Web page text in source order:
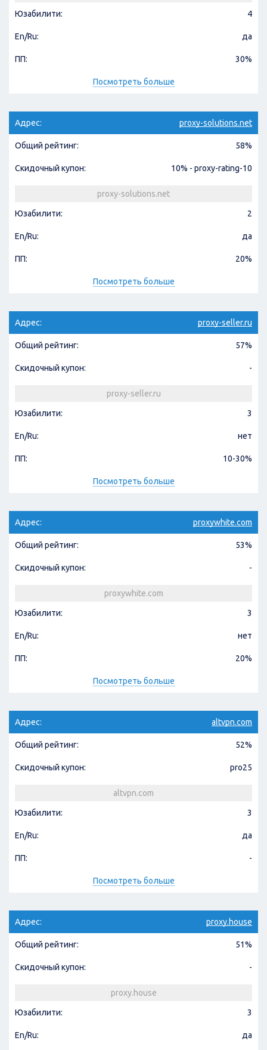
Юзабилити: 4
En/Ru: да
ПП: 30%
Посмотреть больше
Адрес: proxy-solutions.net
Общий рейтинг: 58%
Скидочный купон: 10% - proxy-rating-10
proxy-solutions.net
Юзабилити: 2
En/Ru: да
ПП: 20%
Посмотреть больше
Адрес: proxy-seller.ru
Общий рейтинг: 57%
Скидочный купон: -
proxy-seller.ru
Юзабилити: 3
En/Ru: нет
ПП: 10-30%
Посмотреть больше
Адрес: proxywhite.com
Общий рейтинг: 53%
Скидочный купон: -
proxywhite.com
Юзабилити: 3
En/Ru: нет
ПП: 20%
Посмотреть больше
Адрес: altvpn.com
Общий рейтинг: 52%
Скидочный купон: pro25
altvpn.com
Юзабилити: 3
En/Ru: да
ПП: -
Посмотреть больше
Адрес: proxy.house
Общий рейтинг: 51%
Скидочный купон: -
proxy.house
Юзабилити: 3
En/Ru: да